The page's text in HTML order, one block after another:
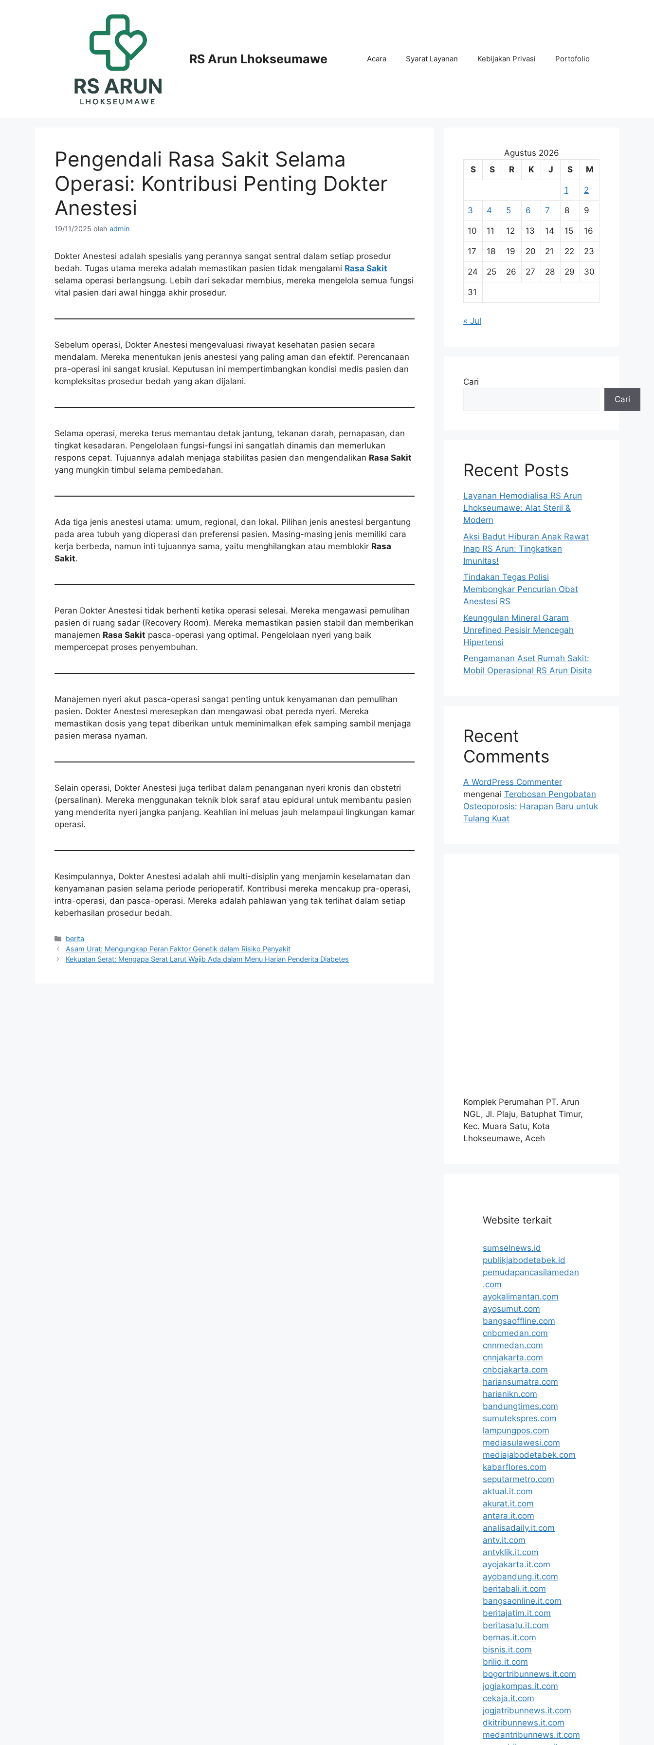
RS Arun Lhokseumawe Acara Syarat Layanan Kebijakan Privasi Portofolio
Pengendali Rasa Sakit Selama
Operasi: Kontribusi Penting Dokter
Anestesi
19/11/2025 oleh admin
Dokter Anestesi adalah spesialis yang perannya sangat sentral dalam setiap prosedur
bedah. Tugas utama mereka adalah memastikan pasien tidak mengalami Rasa Sakit
selama operasi berlangsung. Lebih dari sekadar membius, mereka mengelola semua fungsi
vital pasien dari awal hingga akhir prosedur.
Sebelum operasi, Dokter Anestesi mengevaluasi riwayat kesehatan pasien secara
mendalam. Mereka menentukan jenis anestesi yang paling aman dan efektif. Perencanaan
pra-operasi ini sangat krusial. Keputusan ini mempertimbangkan kondisi medis pasien dan
kompleksitas prosedur bedah yang akan dijalani.
Selama operasi, mereka terus memantau detak jantung, tekanan darah, pernapasan, dan
tingkat kesadaran. Pengelolaan fungsi-fungsi ini sangatlah dinamis dan memerlukan
respons cepat. Tujuannya adalah menjaga stabilitas pasien dan mengendalikan Rasa Sakit
yang mungkin timbul selama pembedahan.
Ada tiga jenis anestesi utama: umum, regional, dan lokal. Pilihan jenis anestesi bergantung
pada area tubuh yang dioperasi dan preferensi pasien. Masing-masing jenis memiliki cara
kerja berbeda, namun inti tujuannya sama, yaitu menghilangkan atau memblokir Rasa
Sakit.
Peran Dokter Anestesi tidak berhenti ketika operasi selesai. Mereka mengawasi pemulihan
pasien di ruang sadar (Recovery Room). Mereka memastikan pasien stabil dan memberikan
manajemen Rasa Sakit pasca-operasi yang optimal. Pengelolaan nyeri yang baik
mempercepat proses penyembuhan.
Manajemen nyeri akut pasca-operasi sangat penting untuk kenyamanan dan pemulihan
pasien. Dokter Anestesi meresepkan dan mengawasi obat pereda nyeri. Mereka
memastikan dosis yang tepat diberikan untuk meminimalkan efek samping sambil menjaga
pasien merasa nyaman.
Selain operasi, Dokter Anestesi juga terlibat dalam penanganan nyeri kronis dan obstetri
(persalinan). Mereka menggunakan teknik blok saraf atau epidural untuk membantu pasien
yang menderita nyeri jangka panjang. Keahlian ini meluas jauh melampaui lingkungan kamar
operasi.
Kesimpulannya, Dokter Anestesi adalah ahli multi-disiplin yang menjamin keselamatan dan
kenyamanan pasien selama periode perioperatif. Kontribusi mereka mencakup pra-operasi,
intra-operasi, dan pasca-operasi. Mereka adalah pahlawan yang tak terlihat dalam setiap
keberhasilan prosedur bedah.
Kategori
berita
Asam Urat: Mengungkap Peran Faktor Genetik dalam Risiko Penyakit
Kekuatan Serat: Mengapa Serat Larut Wajib Ada dalam Menu Harian Penderita Diabetes
Agustus 2026
S
S R K J S M
1 2
3 4 5 6 7 8 9
10 11 12 13 14 15 16
17 18 19 20 21 22 23
24 25 26 27 28 29 30
31
« Jul
Cari
Cari
Recent Posts
Layanan Hemodialisa RS Arun
Lhokseumawe: Alat Steril &
Modern
Aksi Badut Hiburan Anak Rawat
Inap RS Arun: Tingkatkan
Imunitas!
Tindakan Tegas Polisi
Membongkar Pencurian Obat
Anestesi RS
Keunggulan Mineral Garam
Unrefined Pesisir Mencegah
Hipertensi
Pengamanan Aset Rumah Sakit:
Mobil Operasional RS Arun Disita
Recent
Comments
A WordPress Commenter
mengenai Terobosan Pengobatan
Osteoporosis: Harapan Baru untuk
Tulang Kuat
Komplek Perumahan PT. Arun
NGL, Jl. Plaju, Batuphat Timur,
Kec. Muara Satu, Kota
Lhokseumawe, Aceh
Website terkait
sumselnews.id
publikjabodetabek.id
pemudapancasilamedan
.com
ayokalimantan.com
ayosumut.com
bangsaoffline.com
cnbcmedan.com
cnnmedan.com
cnnjakarta.com
cnbcjakarta.com
hariansumatra.com
harianikn.com
bandungtimes.com
sumutekspres.com
lampungpos.com
mediasulawesi.com
mediajabodetabek.com
kabarflores.com
seputarmetro.com
aktual.it.com
akurat.it.com
antara.it.com
analisadaily.it.com
antv.it.com
antvklik.it.com
ayojakarta.it.com
ayobandung.it.com
beritabali.it.com
bangsaonline.it.com
beritajatim.it.com
beritasatu.it.com
bernas.it.com
bisnis.it.com
brilio.it.com
bogortribunnews.it.com
jogjakompas.it.com
cekaja.it.com
jogjatribunnews.it.com
dkitribunnews.it.com
medantribunnews.it.com